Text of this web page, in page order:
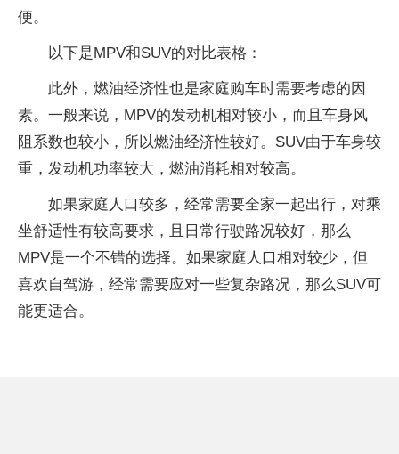
便。
以下是MPV和SUV的对比表格：
此外，燃油经济性也是家庭购车时需要考虑的因
素。一般来说，MPV的发动机相对较小，而且车身风
阻系数也较小，所以燃油经济性较好。SUV由于车身较
重，发动机功率较大，燃油消耗相对较高。
如果家庭人口较多，经常需要全家一起出行，对乘
坐舒适性有较高要求，且日常行驶路况较好，那么
MPV是一个不错的选择。如果家庭人口相对较少，但
喜欢自驾游，经常需要应对一些复杂路况，那么SUV可
能更适合。